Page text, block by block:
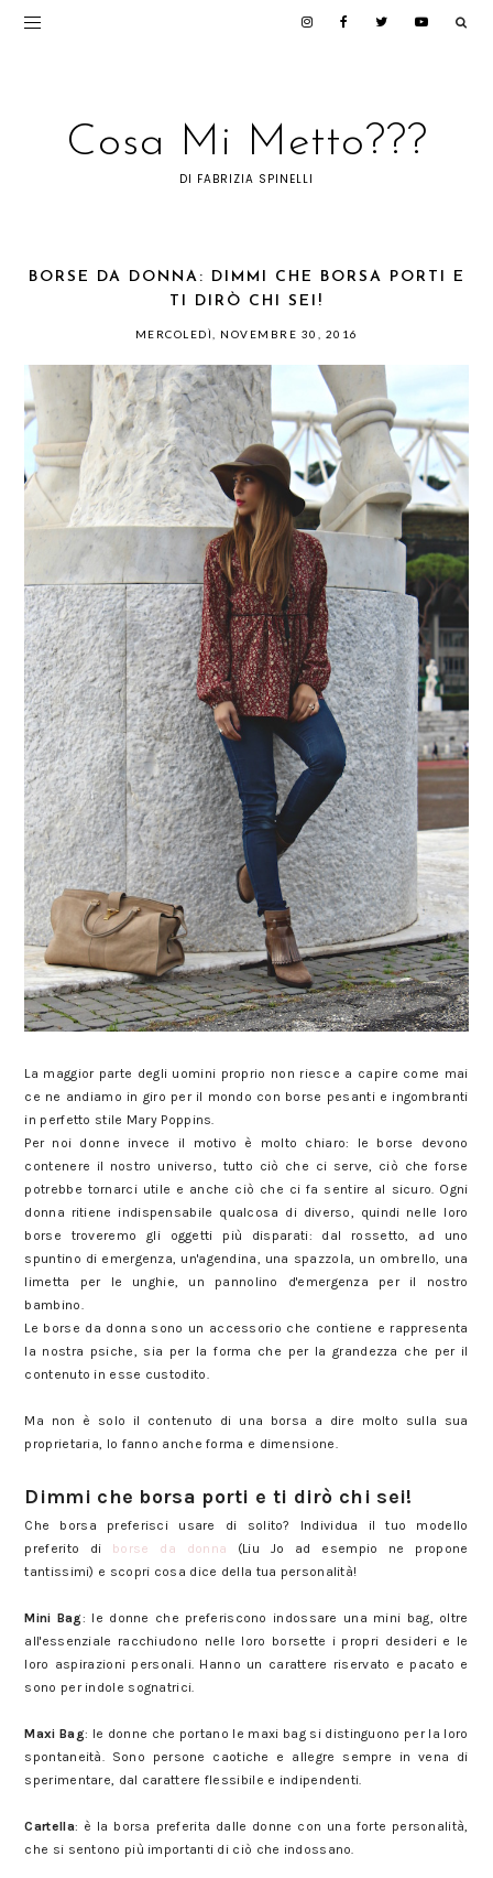
Cosa Mi Metto???
DI FABRIZIA SPINELLI
BORSE DA DONNA: DIMMI CHE BORSA PORTI E
TI DIRÒ CHI SEI!
MERCOLEDÌ, NOVEMBRE 30, 2016
La maggior parte degli uomini proprio non riesce a capire come mai
ce ne andiamo in giro per il mondo con borse pesanti e ingombranti
in perfetto stile Mary Poppins.
Per noi donne invece il motivo è molto chiaro: le borse devono
contenere il nostro universo, tutto ciò che ci serve, ciò che forse
potrebbe tornarci utile e anche ciò che ci fa sentire al sicuro. Ogni
donna ritiene indispensabile qualcosa di diverso, quindi nelle loro
borse troveremo gli oggetti più disparati: dal rossetto, ad uno
spuntino di emergenza, un'agendina, una spazzola, un ombrello, una
limetta per le unghie, un pannolino d'emergenza per il nostro
bambino.
Le borse da donna sono un accessorio che contiene e rappresenta
la nostra psiche, sia per la forma che per la grandezza che per il
contenuto in esse custodito.
Ma non è solo il contenuto di una borsa a dire molto sulla sua
proprietaria, lo fanno anche forma e dimensione.
Dimmi che borsa porti e ti dirò chi sei!
Che borsa preferisci usare di solito? Individua il tuo modello
preferito di borse da donna (Liu Jo ad esempio ne propone
tantissimi) e scopri cosa dice della tua personalità!
Mini Bag: le donne che preferiscono indossare una mini bag, oltre
all'essenziale racchiudono nelle loro borsette i propri desideri e le
loro aspirazioni personali. Hanno un carattere riservato e pacato e
sono per indole sognatrici.
Maxi Bag: le donne che portano le maxi bag si distinguono per la loro
spontaneità. Sono persone caotiche e allegre sempre in vena di
sperimentare, dal carattere flessibile e indipendenti.
Cartella: è la borsa preferita dalle donne con una forte personalità,
che si sentono più importanti di ciò che indossano.